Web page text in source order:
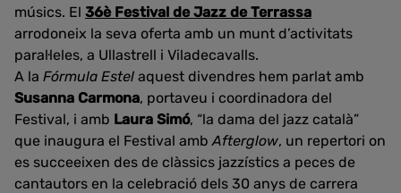
músics. El 36è Festival de Jazz de Terrassa
arrodoneix la seva oferta amb un munt d’activitats
paral·leles, a Ullastrell i Viladecavalls.
A la Fórmula Estel aquest divendres hem parlat amb
Susanna Carmona, portaveu i coordinadora del
Festival, i amb Laura Simó, “la dama del jazz català”
que inaugura el Festival ambAfterglow, un repertori on
es succeeixen des de clàssics jazzístics a peces de
cantautors en la celebració dels 30 anys de carrera